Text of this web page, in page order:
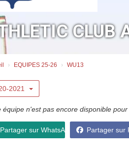
CLUB
EQUIPES 25-26 WU13
2021
équipe n'est pas encore disponible pour
Partager sur WhatsApp Partager sur